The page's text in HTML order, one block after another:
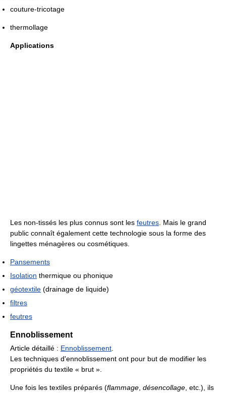
couture-tricotage
thermollage
Applications
Les non-tissés les plus connus sont les feutres . Mais le grand
public connaît également cette technologie sous la forme des
lingettes ménagères ou cosmétiques.
Pansements
Isolation thermique ou phonique
géotextile (drainage de liquide)
filtres
feutres
Ennoblissement
Article détaillé : Ennoblissement
Les techniques d'ennoblissement ont pour but de modifier les
propriétés du textile « brut ».
Une fois les textiles préparés (flammage désencollage , etc.), ils